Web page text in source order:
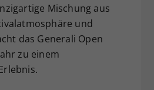
Mischung aus
und
das Generali Open
zu einem